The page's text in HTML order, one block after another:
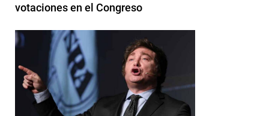
votaciones en el Congreso